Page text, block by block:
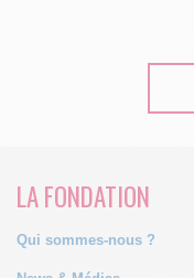
LA FONDATION
Qui sommes-nous ?